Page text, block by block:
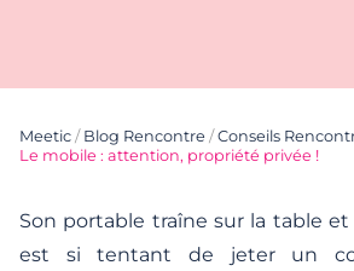
Meetic / Blog Rencontre /Conseils
Le mobile : attention, propriété privée !
Son portable traîne sur la table et
est si tentant de jeter un